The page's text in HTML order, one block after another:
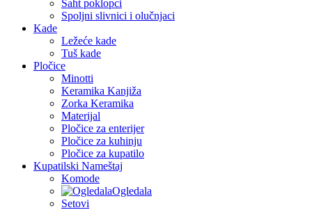
Šaht poklopci
Spoljni slivnici i olučnjaci
Kade
Ležeće kade
Tuš kade
Pločice
Minotti
Keramika Kanjiža
Zorka Keramika
Materijal
Pločice za enterijer
Pločice za kuhinju
Pločice za kupatilo
Kupatilski Nameštaj
Komode
Ogledala
Setovi